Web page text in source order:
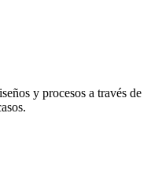
y procesos a través de